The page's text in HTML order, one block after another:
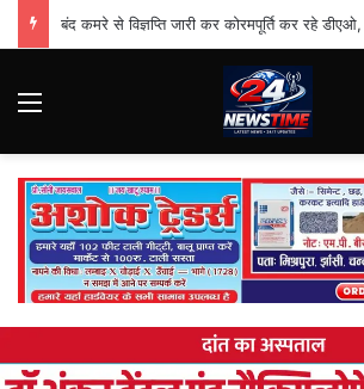
Menu